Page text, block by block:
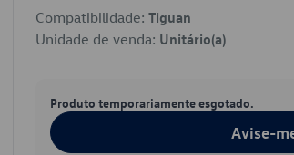
Compatibilidade: Tiguan
Unidade de venda: Unitário(a)
Produto temporariamente esgotado.
Avise-